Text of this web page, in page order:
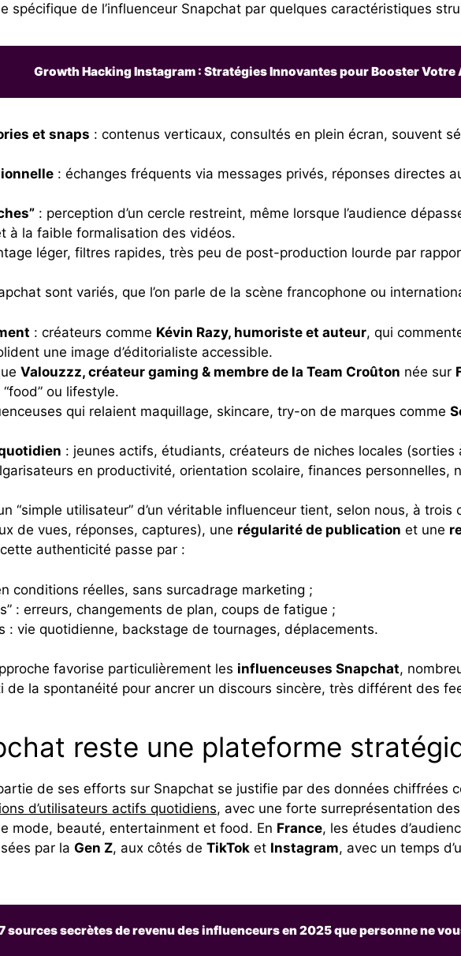
spécifique de l’influenceur Snapchat par quelques caractéristiques
Growth Hacking Instagram : Stratégies Innovantes pour Booster Votre
et snaps : contenus verticaux, consultés en plein écran, souvent
: échanges fréquents via messages privés, réponses directes
: perception d’un cercle restreint, même lorsque l’audience
à la faible formalisation des vidéos.
léger, filtres rapides, très peu de post-production lourde par
sont variés, que l’on parle de la scène francophone ou
: créateurs comme Kévin Razy, humoriste et auteur, qui
une image d’éditorialiste accessible.
Valouzzz, créateur gaming & membre de la Team Croûton née sur
ou lifestyle.
qui relaient maquillage, skincare, try-on de marques comme
: jeunes actifs, étudiants, créateurs de niches locales (sorties
en productivité, orientation scolaire, finances personnelles,
“simple utilisateur” d’un véritable influenceur tient, selon nous, à trois
de vues, réponses, captures), une régularité de publication et une
authenticité passe par :
conditions réelles, sans surcadrage marketing ;
: erreurs, changements de plan, coups de fatigue ;
: vie quotidienne, backstage de tournages, déplacements.
favorise particulièrement les influenceuses Snapchat,
la spontanéité pour ancrer un discours sincère, très différent des
reste une plateforme
de ses efforts sur Snapchat se justifie par des données chiffrées
d’utilisateurs actifs quotidiens, avec une forte surreprésentation
mode, beauté, entertainment et food. En France, les études
par la Gen Z, aux côtés de TikTok et Instagram, avec un temps
sources secrètes de revenu des influenceurs en 2025 que personne ne